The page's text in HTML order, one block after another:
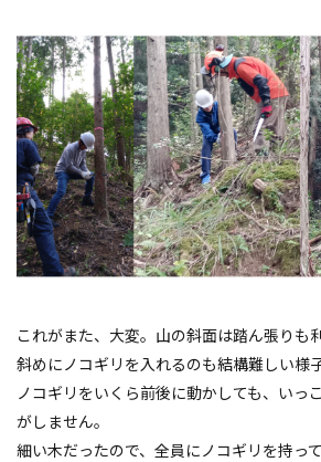
これがまた、大変。山の斜面は踏ん張りも
斜めにノコギリを入れるのも結構難しい様子
ノコギリをいくら前後に動かしても、いっ
がしません。
細い木だったので、全員にノコギリを持っ